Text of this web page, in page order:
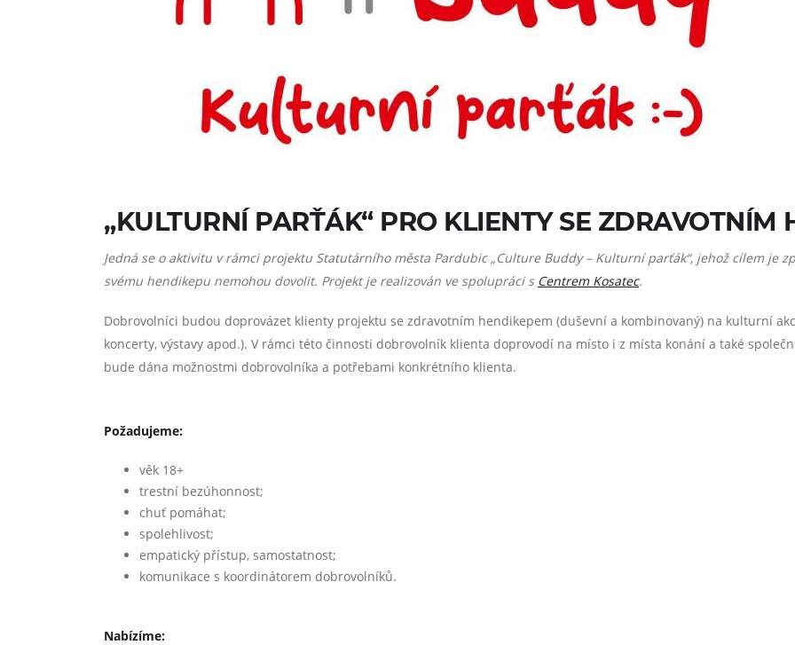
„KULTURNÍ PARŤÁK“ PRO KLIENTY SE ZDRAVOTNÍM
Jedná se o aktivitu v rámci projektu Statutárního města Pardubic „Culture Buddy – Kulturní parťák“, jehož cílem je
svému hendikepu nemohou dovolit. Projekt je realizován ve spolupráci s Centrem Kosatec.
Dobrovolníci budou doprovázet klienty projektu se zdravotním hendikepem (duševní a kombinovaný) na kulturní
koncerty, výstavy apod.). V rámci této činnosti dobrovolník klienta doprovodí na místo i z místa konání a také
bude dána možnostmi dobrovolníka a potřebami konkrétního klienta.
Požadujeme:
věk 18+
trestní bezúhonnost;
chuť pomáhat;
spolehlivost;
empatický přístup, samostatnost;
komunikace s koordinátorem dobrovolníků.
Nabízíme: